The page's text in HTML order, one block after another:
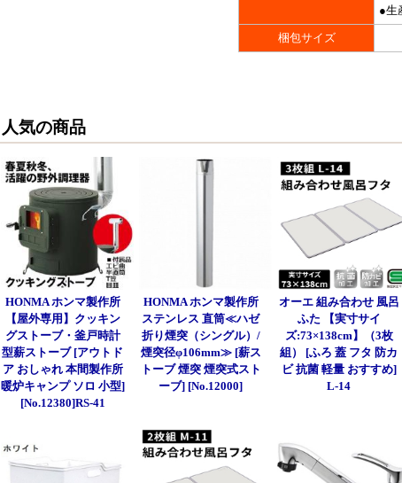
●生
梱包サイズ
人気の商品
HONMA ホンマ製作所
【屋外専用】クッキン
グストーブ・釜戸時計
型薪ストーブ [アウトド
ア おしゃれ 本間製作所
暖炉キャンプ ソロ 小型]
[No.12380]RS-41
HONMA ホンマ製作所
ステンレス 直筒≪ハゼ
折り煙突（シングル）/
煙突径φ106mm≫ [薪ス
トーブ 煙突 煙突式スト
ーブ] [No.12000]
オーエ 組み合わせ 風呂
ふた 【実寸サイ
ズ:73×138cm】（3枚
組） [ふろ 蓋 フタ 防カ
ビ 抗菌 軽量 おすすめ]
L-14